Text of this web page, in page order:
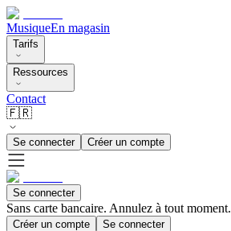
MusiqueEn magasin
Tarifs
Ressources
Contact
🇫🇷
Se connecter Créer un compte
Se connecter
Sans carte bancaire. Annulez à tout moment.
Créer un compte Se connecter